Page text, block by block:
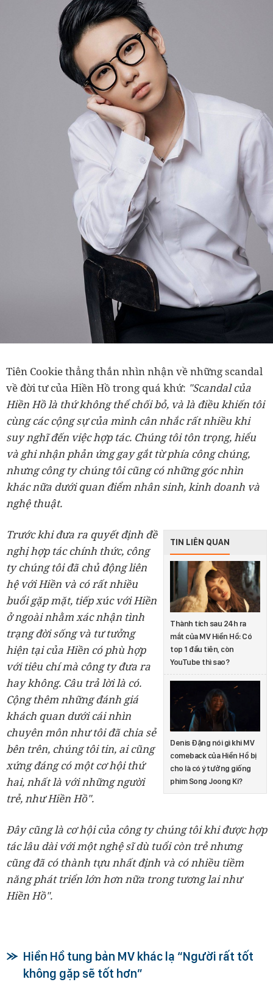
Tiên Cookie thẳng thắn nhìn nhận về những scandal
về đời tư của Hiền Hồ trong quá khứ: "Scandal của
Hiền Hồ là thứ không thể chối bỏ, và là điều khiến tôi
cùng các cộng sự của mình cân nhắc rất nhiều khi
suy nghĩ đến việc hợp tác. Chúng tôi tôn trọng, hiểu
và ghi nhận phản ứng gay gắt từ phía công chúng,
nhưng công ty chúng tôi cũng có những góc nhìn
khác nữa dưới quan điểm nhân sinh, kinh doanh và
nghệ thuật.
TIN LIÊN QUAN
Thành tích sau 24h ra
mắt của MV Hiền Hồ: Có
top 1 đầu tiên, còn
YouTube thì sao?
Denis Đặng nói gì khi MV
comeback của Hiền Hồ bị
cho là có ý tưởng giống
phim Song Joong Ki?
Trước khi đưa ra quyết định đề
nghị hợp tác chính thức, công
ty chúng tôi đã chủ động liên
hệ với Hiền và có rất nhiều
buổi gặp mặt, tiếp xúc với Hiền
ở ngoài nhằm xác nhận tình
trạng đời sống và tư tưởng
hiện tại của Hiền có phù hợp
với tiêu chí mà công ty đưa ra
hay không. Câu trả lời là có.
Cộng thêm những đánh giá
khách quan dưới cái nhìn
chuyên môn như tôi đã chia sẻ
bên trên, chúng tôi tin, ai cũng
xứng đáng có một cơ hội thứ
hai, nhất là với những người
trẻ, như Hiền Hồ".
Đây cũng là cơ hội của công ty chúng tôi khi được hợp
tác lâu dài với một nghệ sĩ dù tuổi còn trẻ nhưng
cũng đã có thành tựu nhất định và có nhiều tiềm
năng phát triển lớn hơn nữa trong tương lai như
Hiền Hồ".
Hiền Hồ tung bản MV khác lạ “Người rất tốt
không gặp sẽ tốt hơn”